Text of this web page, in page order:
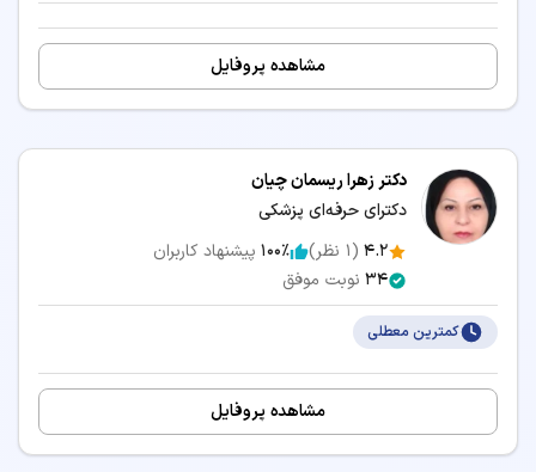
مشاهده پروفایل
دکتر زهرا ریسمان چیان
دکترای حرفه‌ای پزشکی
4.2
(
1 نظر) 100٪ پیشنهاد کاربران
34 نوبت موفق
کمترین معطلی
مشاهده پروفایل